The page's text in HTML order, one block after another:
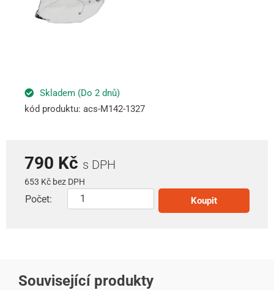
Skladem (Do 2 dnů)
kód produktu: acs-M142-1327
790 Kč s DPH
653 Kč bez DPH
Počet: Koupit
Související produkty